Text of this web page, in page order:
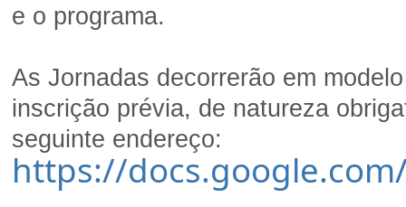
e o programa.
As Jornadas decorrerão em
inscrição prévia, de natureza
seguinte endereço:
https://